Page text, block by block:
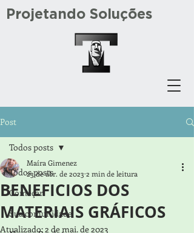
Projetando Soluções
Post
Todos posts
Começar
Sua comunidade
Todos posts
BENEFICIOS DOS
MATERIAIS GRÁFICOS
Maíra Gimenez
23 de abr. de 2023 2 min de leitura
Atualizado:2 de mai. de 2023